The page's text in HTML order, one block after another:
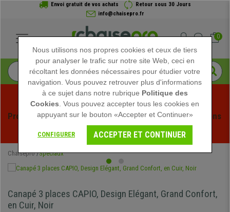
Envoi gratuit de vos achats
Retour sous 30 Jours
info@chaisepro.fr
0
Profitez des soldes d'été chez Chaisepro ! Des réductions
exclusives pour une durée limitée - Voir l'offre
Chaisepro Spéciaux
Canapé 3 places CAPIO, Design Elégant, Grand Confort,
en Cuir, Noir
Nous utilisons nos propres cookies et ceux de tiers
pour analyser le trafic sur notre site Web, ceci en
récoltant les données nécessaires pour étudier votre
navigation. Vous pouvez retrouver plus d'informations
à ce sujet dans notre rubrique Politique des
Cookies . Vous pouvez accepter tous les cookies en
appuyant sur le bouton «Accepter et Continuer»
CONFIGURER ACCEPTER ET CONTINUER